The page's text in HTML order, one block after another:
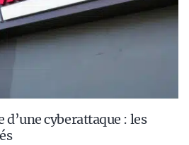
cyberattaque : les